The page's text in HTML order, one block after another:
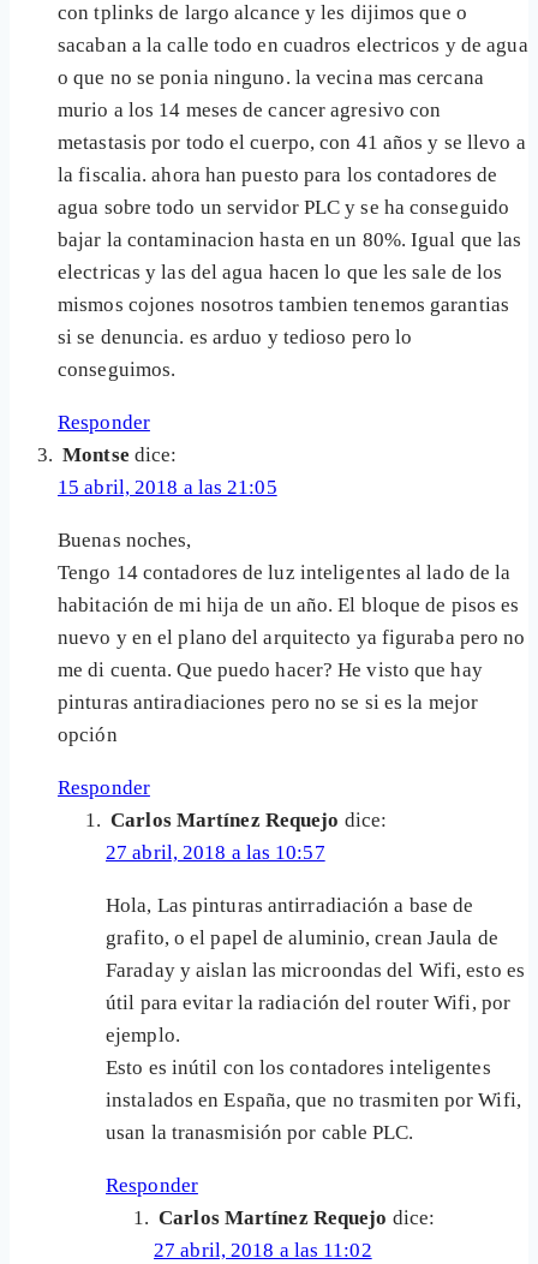
con tplinks de largo alcance y les dijimos que o
sacaban a la calle todo en cuadros electricos y de agua
o que no se ponia ninguno. la vecina mas cercana
murio a los 14 meses de cancer agresivo con
metastasis por todo el cuerpo, con 41 años y se llevo a
la fiscalia. ahora han puesto para los contadores de
agua sobre todo un servidor PLC y se ha conseguido
bajar la contaminacion hasta en un 80%. Igual que las
electricas y las del agua hacen lo que les sale de los
mismos cojones nosotros tambien tenemos garantias
si se denuncia. es arduo y tedioso pero lo
conseguimos.
Responder
Montse dice:
15 abril, 2018 a las 21:05
Buenas noches,
Tengo 14 contadores de luz inteligentes al lado de la
habitación de mi hija de un año. El bloque de pisos es
nuevo y en el plano del arquitecto ya figuraba pero no
me di cuenta. Que puedo hacer? He visto que hay
pinturas antiradiaciones pero no se si es la mejor
opción
Responder
Carlos Martínez Requejo dice:
27 abril, 2018 a las 10:57
Hola, Las pinturas antirradiación a base de
grafito, o el papel de aluminio, crean Jaula de
Faraday y aislan las microondas del Wifi, esto es
útil para evitar la radiación del router Wifi, por
ejemplo.
Esto es inútil con los contadores inteligentes
instalados en España, que no trasmiten por Wifi,
usan la tranasmisión por cable PLC.
Responder
Carlos Martínez Requejo dice:
27 abril, 2018 a las 11:02